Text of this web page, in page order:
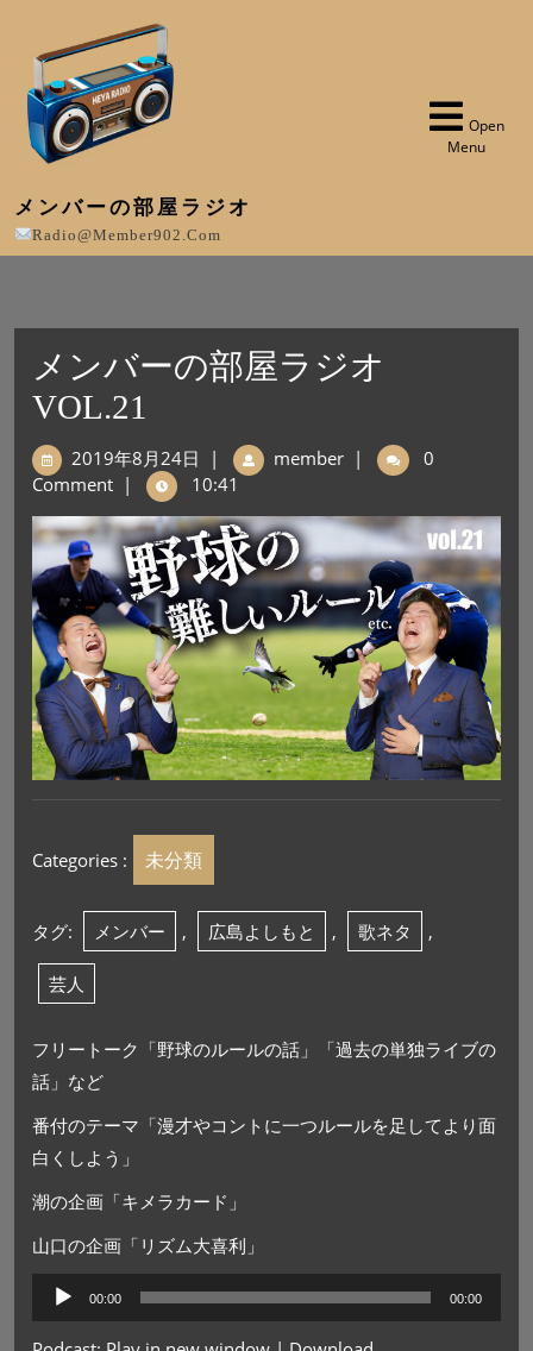
メンバーの部屋ラジオ
Radio@member902.com
Open
Menu
メンバーの部屋ラジオ
VOL.21
2019年8月24日 | member |
0
Comment | 10:41
Categories : 未分類
タグ: メンバー , 広島よしもと , 歌ネタ ,
芸人
フリートーク「野球のルールの話」「過去の単独ライブの
話」など
番付のテーマ「漫才やコントに一つルールを足してより面
白くしよう」
潮の企画「キメラカード」
山口の企画「リズム大喜利」
プ
00:00 00:00